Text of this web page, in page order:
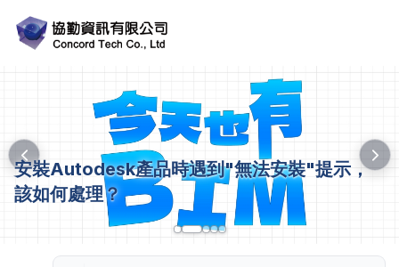
安裝Autodesk產品時遇到"無法安裝"提示，
該如何處理？